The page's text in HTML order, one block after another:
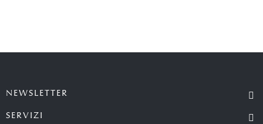
NEWSLETTER
SERVIZI